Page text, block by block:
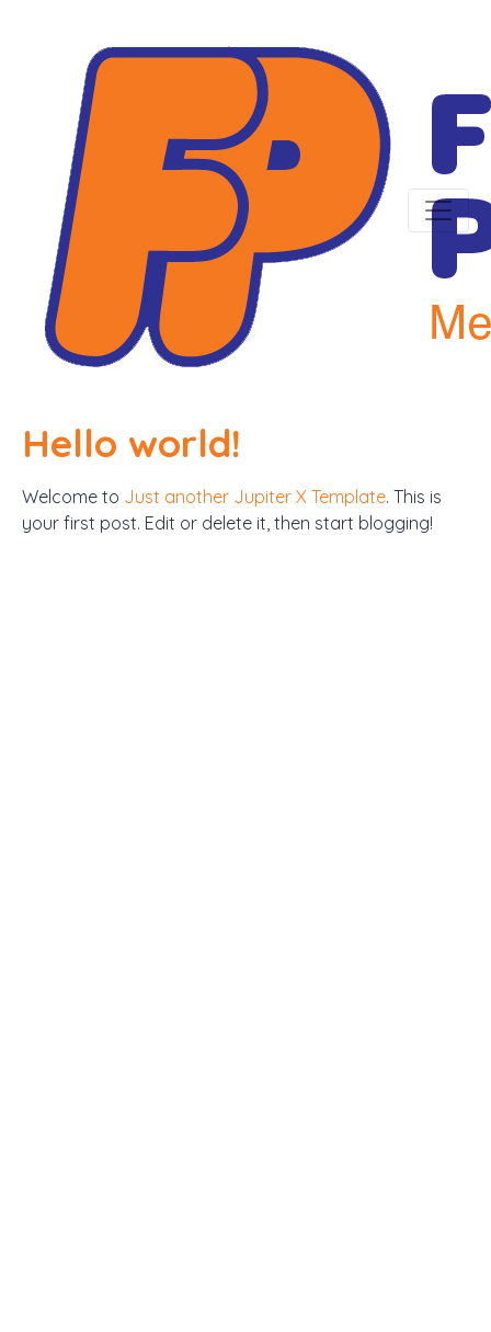
Hello world!
Welcome to Just another Jupiter X Template. This is
your first post. Edit or delete it, then start blogging!